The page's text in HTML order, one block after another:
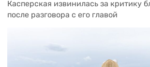
Касперская извинилась за критику
после разговора с его главой